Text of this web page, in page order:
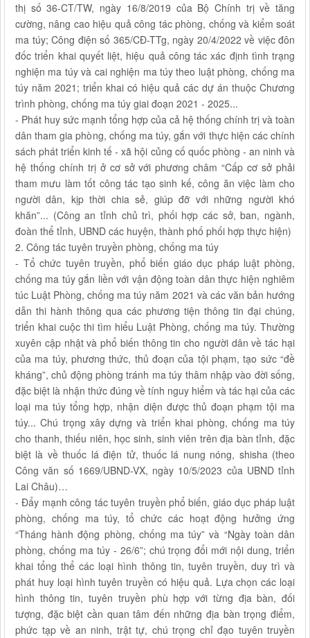
thị số 36-CT/TW, ngày 16/8/2019 của Bộ Chính trị về tăng
cường, nâng cao hiệu quả công tác phòng, chống và kiểm soát
ma túy; Công điện số 365/CĐ-TTg, ngày 20/4/2022 về việc đôn
đốc triển khai quyết liệt, hiệu quả công tác xác định tình trạng
nghiện ma túy và cai nghiện ma túy theo luật phòng, chống ma
túy năm 2021; triển khai có hiệu quả các dự án thuộc Chương
trình phòng, chống ma túy giai đoạn 2021 - 2025...
- Phát huy sức mạnh tổng hợp của cả hệ thống chính trị và toàn
dân tham gia phòng, chống ma túy, gắn với thực hiện các chính
sách phát triển kinh tế - xã hội củng cố quốc phòng - an ninh và
hệ thống chính trị ở cơ sở với phương châm “Cấp cơ sở phải
tham mưu làm tốt công tác tạo sinh kế, công ăn việc làm cho
người dân, kịp thời chia sẻ, giúp đỡ với những người khó
khăn”... (Công an tỉnh chủ trì, phối hợp các sở, ban, ngành,
đoàn thể tỉnh, UBND các huyện, thành phố phối hợp thực hiện)
2. Công tác tuyên truyền phòng, chống ma túy
- Tổ chức tuyên truyền, phổ biến giáo dục pháp luật phòng,
chống ma túy gắn liền với vận động toàn dân thực hiện nghiêm
túc Luật Phòng, chống ma túy năm 2021 và các văn bản hướng
dẫn thi hành thông qua các phương tiện thông tin đại chúng,
triển khai cuộc thi tìm hiểu Luật Phòng, chống ma túy. Thường
xuyên cập nhật và phổ biến thông tin cho người dân về tác hại
của ma túy, phương thức, thủ đoạn của tội phạm, tạo sức “đề
kháng”, chủ động phòng tránh ma túy thâm nhập vào đời sống,
đặc biệt là nhận thức đúng về tính nguy hiểm và tác hại của các
loại ma túy tổng hợp, nhận diện được thủ đoạn phạm tội ma
túy... Chú trọng xây dựng và triển khai phòng, chống ma túy
cho thanh, thiếu niên, học sinh, sinh viên trên địa bàn tỉnh, đặc
biệt là về thuốc lá điện tử, thuốc lá nung nóng, shisha (theo
Công văn số 1669/UBND-VX, ngày 10/5/2023 của UBND tỉnh
Lai Châu)…
- Đẩy mạnh công tác tuyên truyền phổ biến, giáo dục pháp luật
phòng, chống ma túy, tổ chức các hoạt động hưởng ứng
“Tháng hành động phòng, chống ma túy” và “Ngày toàn dân
phòng, chống ma túy - 26/6”; chú trọng đổi mới nội dung, triển
khai tổng thể các loại hình thông tin, tuyên truyền, duy trì và
phát huy loại hình tuyên truyền có hiệu quả. Lựa chọn các loại
hình thông tin, tuyên truyền phù hợp với từng địa bàn, đối
tượng, đặc biệt cần quan tâm đến những địa bàn trọng điểm,
phức tạp về an ninh, trật tự, chú trọng chỉ đạo tuyên truyền